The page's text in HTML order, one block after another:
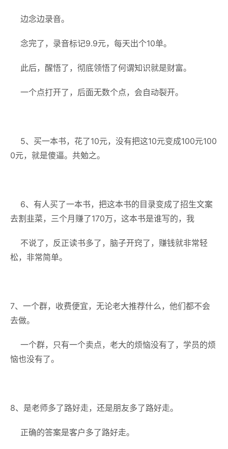
边念边录音。
念完了，录音标记9.9元，每天出个10单。
此后，醒悟了，彻底领悟了何谓知识就是财富。
一个点打开了，后面无数个点，会自动裂开。
5、买一本书，花了10元，没有把这10元变成100元100
0元，就是傻逼。共勉之。
6、有人买了一本书，把这本书的目录变成了招生文案
去割韭菜，三个月赚了170万，这本书是谁写的，我
不说了，反正读书多了，脑子开窍了，赚钱就非常轻
松，非常简单。
7、一个群，收费便宜，无论老大推荐什么，他们都不会
去做。
一个群，只有一个卖点，老大的烦恼没有了，学员的烦
恼也没有了。
8、是老师多了路好走，还是朋友多了路好走。
正确的答案是客户多了路好走。